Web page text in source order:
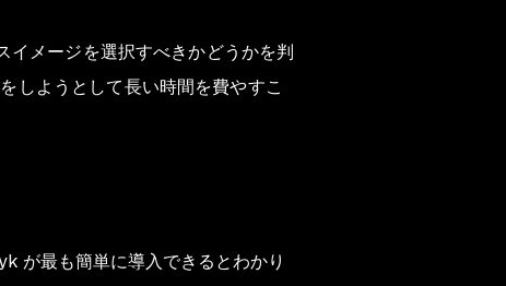
イメージを選択すべきかどうかを判
しようとして長い時間を費やすこ
が最も簡単に導入できるとわかり